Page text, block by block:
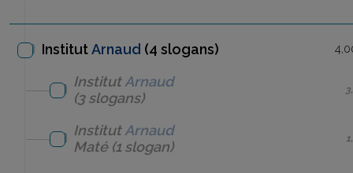
InstitutArnaud (4 slogans)
InstitutArnaud
(3 slogans)
InstitutArnaud
Maté(1 slogan)